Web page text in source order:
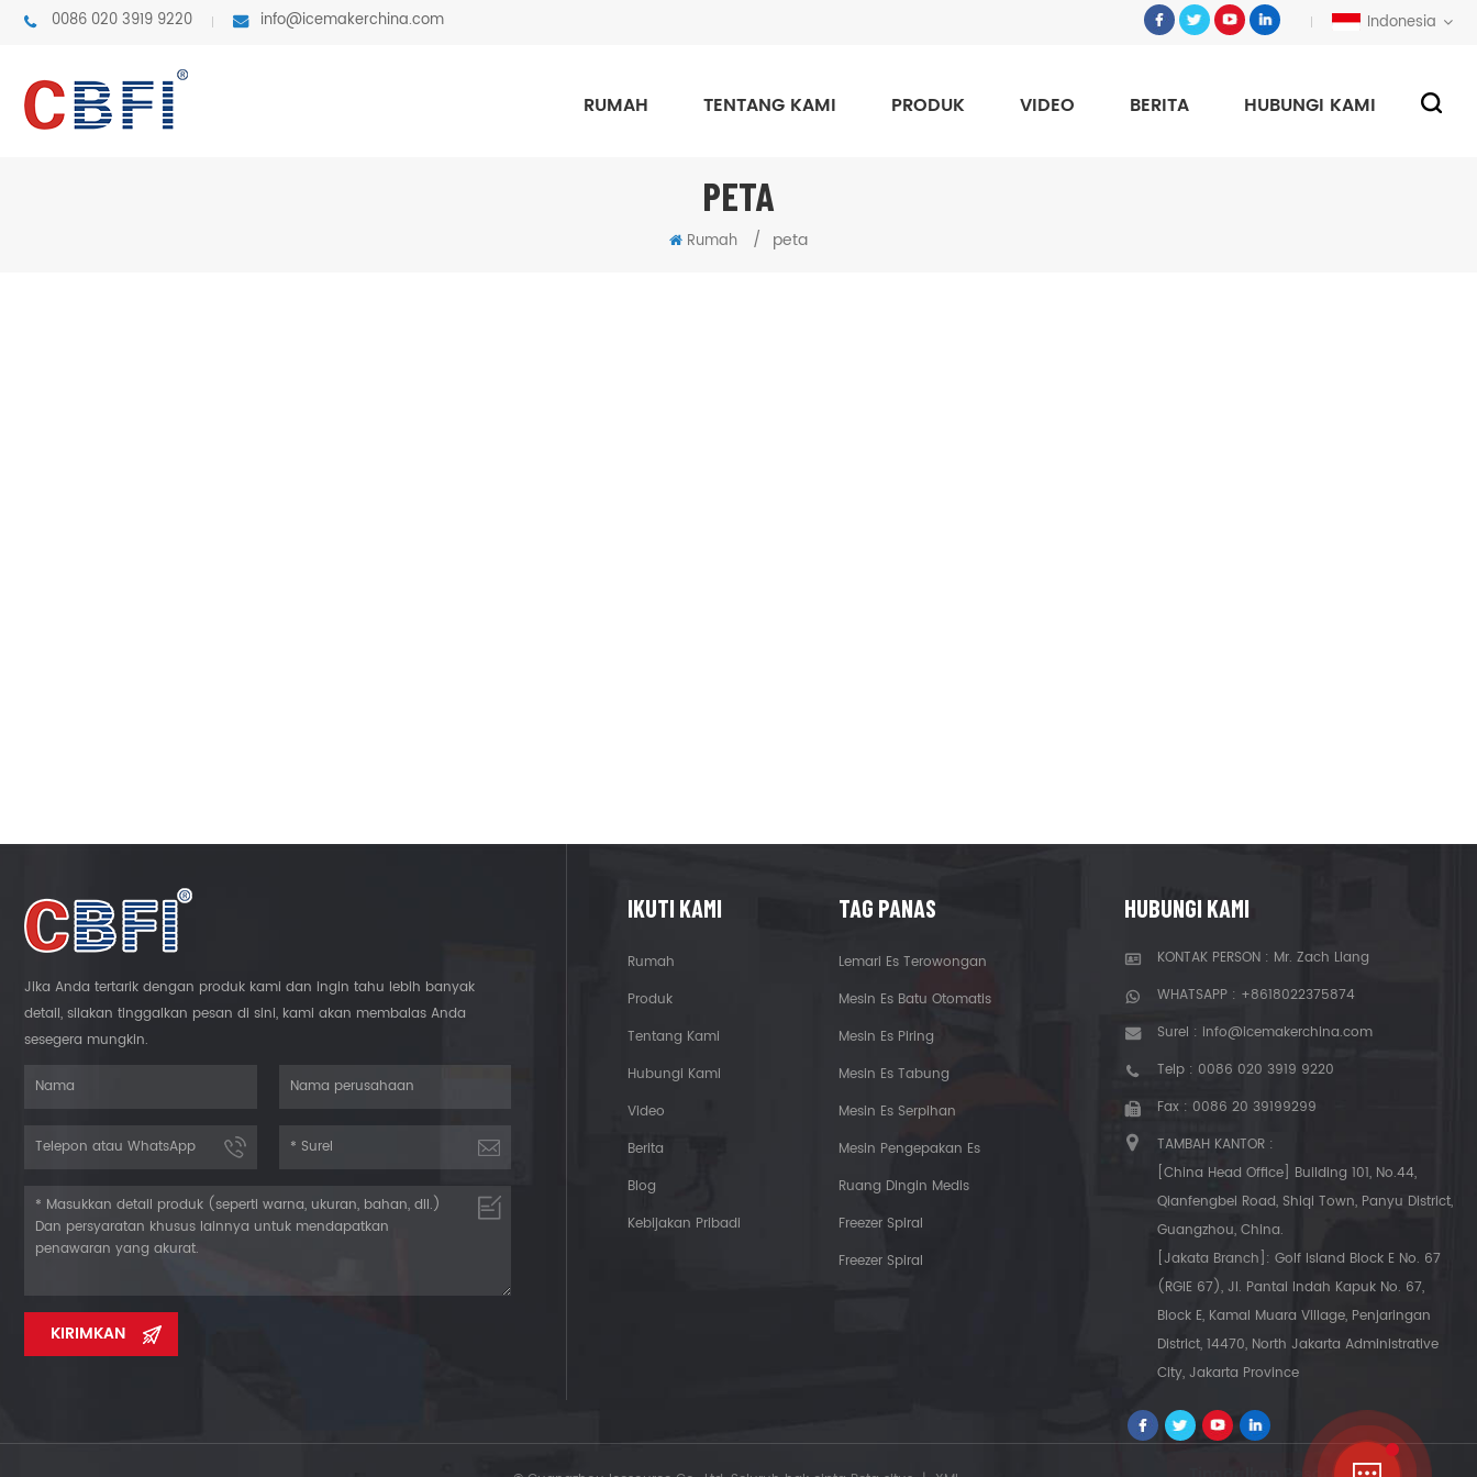
0086 020 3919 9220 info@icemakerchina.com Indonesia
RUMAH TENTANG KAMI PRODUK VIDEO BERITA HUBUNGI KAMI
PETA
Rumah / peta
Jika Anda tertarik dengan produk kami dan ingin tahu lebih banyak
detail, silakan tinggalkan pesan di sini, kami akan membalas Anda
sesegera mungkin.
IKUTI KAMI
Rumah
Produk
Tentang Kami
Hubungi Kami
Video
Berita
Blog
Kebijakan Pribadi
TAG PANAS
Lemari Es Terowongan
Mesin Es Batu Otomatis
Mesin Es Piring
Mesin Es Tabung
Mesin Es Serpihan
Mesin Pengepakan Es
Ruang Dingin Medis
Freezer Spiral
Freezer Spiral
HUBUNGI KAMI
KONTAK PERSON : Mr. Zach Liang
WHATSAPP : +8618022375874
Surel : info@icemakerchina.com
Telp : 0086 020 3919 9220
Fax : 0086 20 39199299
TAMBAH KANTOR :
[China Head Office] Building 101, No.44,
Qianfengbei Road, Shiqi Town, Panyu District,
Guangzhou, China.
[Jakata Branch]: Golf Island Block E No. 67
(RGIE 67), Jl. Pantai Indah Kapuk No. 67,
Block E, Kamal Muara Village, Penjaringan
District, 14470, North Jakarta Administrative
City, Jakarta Province